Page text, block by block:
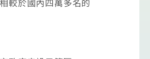
較於國內四萬多名的